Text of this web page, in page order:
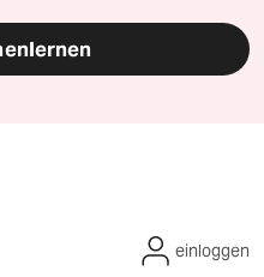
einloggen